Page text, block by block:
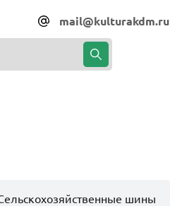
mail@kulturakdm.ru
шины